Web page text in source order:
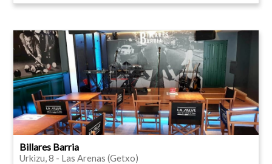
Billares Barria
Urkizu, 8 - Las Arenas (Getxo)